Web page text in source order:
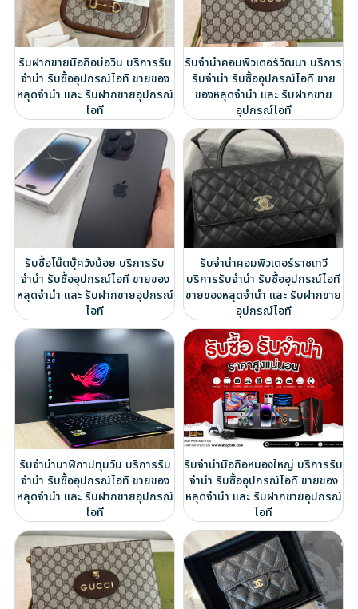
รับฝากขายมือถือบ่อวิน บริการรับ
จำนำ รับซื้ออุปกรณ์ไอที ขายของ
หลุดจำนำ และ รับฝากขายอุปกรณ์
ไอที
รับจำนำคอมพิวเตอร์วัฒนา บริการ
รับจำนำ รับซื้ออุปกรณ์ไอที ขาย
ของหลุดจำนำ และ รับฝากขาย
อุปกรณ์ไอที
รับซื้อโน๊ตบุ๊ควังน้อย บริการรับ
จำนำ รับซื้ออุปกรณ์ไอที ขายของ
หลุดจำนำ และ รับฝากขายอุปกรณ์
ไอที
รับจำนำคอมพิวเตอร์ราชเทวี
บริการรับจำนำ รับซื้ออุปกรณ์ไอที
ขายของหลุดจำนำ และ รับฝากขาย
อุปกรณ์ไอที
รับจำนำนาฬิกาปทุมวัน บริการรับ
จำนำ รับซื้ออุปกรณ์ไอที ขายของ
หลุดจำนำ และ รับฝากขายอุปกรณ์
ไอที
รับจำนำมือถือหนองใหญ่ บริการรับ
จำนำ รับซื้ออุปกรณ์ไอที ขายของ
หลุดจำนำ และ รับฝากขายอุปกรณ์
ไอที